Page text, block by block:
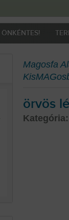
ÖNKÉNTES!
Magosfa
örvös